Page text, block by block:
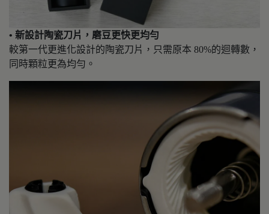
• 新設計陶瓷刀片，磨豆更快更均勻
較第一代更進化設計的陶瓷刀片，只需原本 80%的迴轉數，
同時顆粒更為均勻。